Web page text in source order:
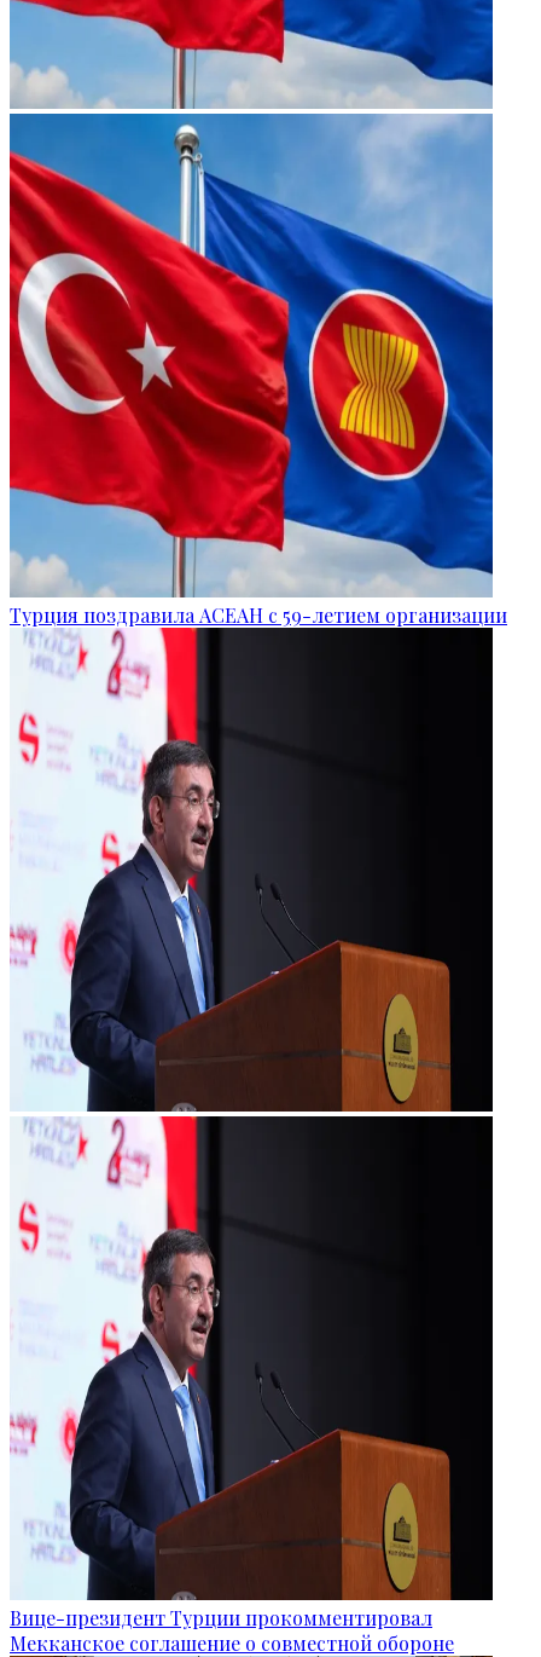
Турция поздравила АСЕАН с 59-летием организации
Вице-президент Турции прокомментировал
Мекканское соглашение о совместной обороне